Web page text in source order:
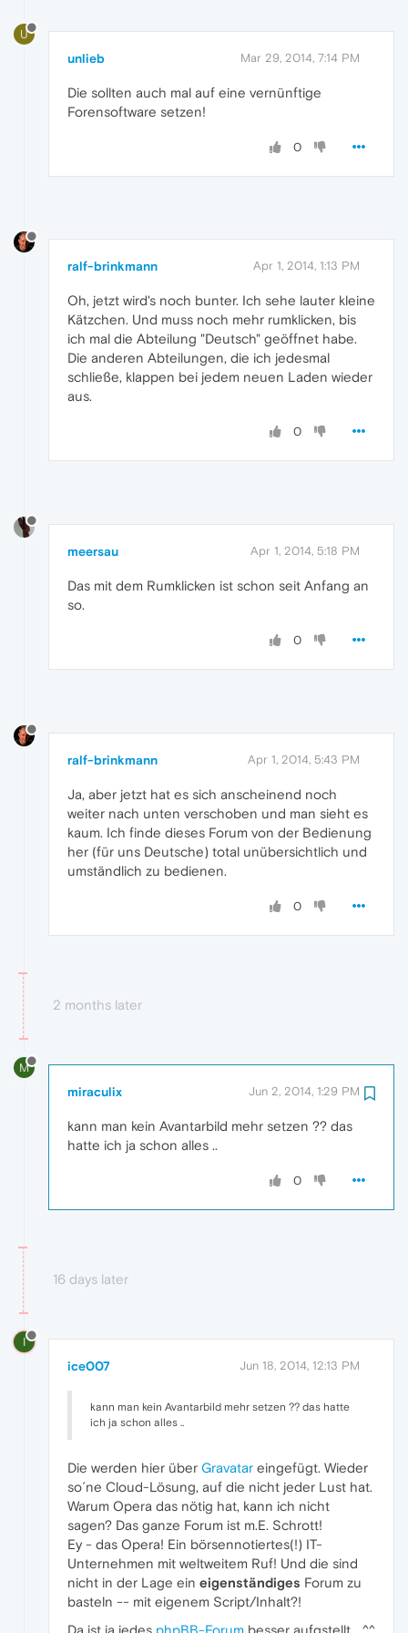
U
unlieb Mar 29, 2014, 7:14 PM
Die sollten auch mal auf eine vernünftige
Forensoftware setzen!
0
ralf-brinkmann Apr 1, 2014, 1:13 PM
Oh, jetzt wird's noch bunter. Ich sehe lauter kleine
Kätzchen. Und muss noch mehr rumklicken, bis
ich mal die Abteilung "Deutsch" geöffnet habe.
Die anderen Abteilungen, die ich jedesmal
schließe, klappen bei jedem neuen Laden wieder
aus.
0
meersau Apr 1, 2014, 5:18 PM
Das mit dem Rumklicken ist schon seit Anfang an
so.
0
ralf-brinkmann Apr 1, 2014, 5:43 PM
Ja, aber jetzt hat es sich anscheinend noch
weiter nach unten verschoben und man sieht es
kaum. Ich finde dieses Forum von der Bedienung
her (für uns Deutsche) total unübersichtlich und
umständlich zu bedienen.
0
2 months later
M
miraculix Jun 2, 2014, 1:29 PM
kann man kein Avantarbild mehr setzen ?? das
hatte ich ja schon alles ..
0
16 days later
I
ice007 Jun 18, 2014, 12:13 PM
kann man kein Avantarbild mehr setzen ?? das hatte
ich ja schon alles ..
Die werden hier über Gravatar eingefügt. Wieder
so´ne Cloud-Lösung, auf die nicht jeder Lust hat.
Warum Opera das nötig hat, kann ich nicht
sagen? Das ganze Forum ist m.E. Schrott!
Ey - das Opera! Ein börsennotiertes(!) IT-
Unternehmen mit weltweitem Ruf! Und die sind
nicht in der Lage ein eigenständiges Forum zu
basteln -- mit eigenem Script/Inhalt?!
Da ist ja jedes phpBB-Forum besser aufgstellt... ^^